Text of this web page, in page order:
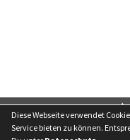
Diese Webseite verwendet
Service bieten zu können.